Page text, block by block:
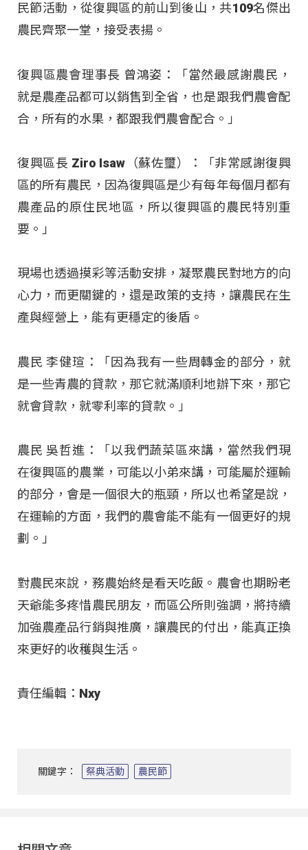
民節活動，從復興區的前山到後山，共109名傑出
農民齊聚一堂，接受表揚。
復興區農會理事長 曾鴻姿：「當然最感謝農民，
就是農產品都可以銷售到全省，也是跟我們農會配
合，所有的水果，都跟我們農會配合。」
復興區長 Ziro Isaw（蘇佐璽）：「非常感謝復興
區的所有農民，因為復興區是少有每年每個月都有
農產品的原住民地區，所以復興區的農民特別重
要。」
現場也透過摸彩等活動安排，凝聚農民對地方的向
心力，而更關鍵的，還是政策的支持，讓農民在生
產與經營上，能有更穩定的後盾。
農民 李健瑄：「因為我有一些周轉金的部分，就
是一些青農的貸款，那它就滿順利地辦下來，那它
就會貸款，就零利率的貸款。」
農民 吳哲進：「以我們蔬菜區來講，當然我們現
在復興區的農業，可能以小弟來講，可能屬於運輸
的部分，會是一個很大的瓶頸，所以也希望是說，
在運輸的方面，我們的農會能不能有一個更好的規
劃。」
對農民來說，務農始終是看天吃飯。農會也期盼老
天爺能多疼惜農民朋友，而區公所則強調，將持續
加強農產品行銷與推廣，讓農民的付出，能真正換
來更好的收穫與生活。
責任編輯：Nxy
關鍵字： 祭典活動 農民節